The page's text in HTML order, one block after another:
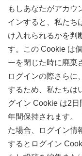
もしあなたがアカウ
インすると、私たち
け入れられるかを判
す。この Cookie は
ーを閉じた時に廃棄
ログインの際さらに
するため、私たちは
グイン Cookie は2
年間保持されます。
た場合、ログイン情
するとログイン